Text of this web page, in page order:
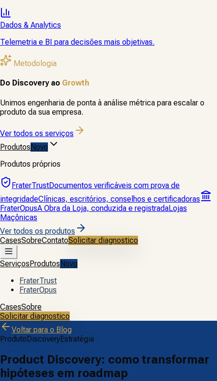
Dados & Analytics
Telemetria e BI para decisões mais objetivas.
Metodologia
Do Discovery ao Growth
Unimos engenharia de ponta à análise métrica para escalar o
produto da sua empresa.
Ver todos os serviços
ProdutosNovo
Produtos próprios
FraterTrustDocumentos verificáveis com prova de
integridadeClínicas, escritórios, conselhos e certificadoras
FraterOpusA Obra da Loja, conduzida e registradaLojas
Maçônicas
Ver todos os produtos
CasesSobreContatoSolicitar diagnostico
ServiçosProdutosNovo
FraterTrust
FraterOpus
CasesSobre
Solicitar diagnostico
Voltar para o Blog
ProdutoDiscoveryEstratégia
Product Discovery: como transformar
hipóteses em roadmap